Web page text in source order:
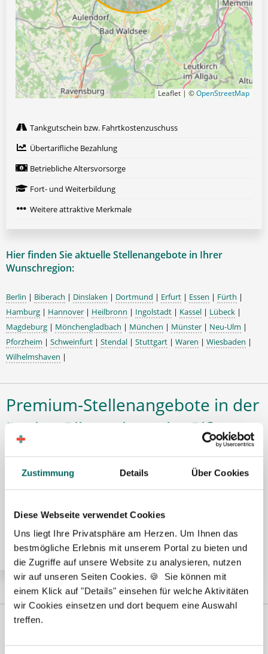
Zustimmung Details Über Cookies
Diese Webseite verwendet Cookies
Uns liegt Ihre Privatsphäre am Herzen. Um Ihnen das
bestmögliche Erlebnis mit unserem Portal zu bieten und
die Zugriffe auf unsere Website zu analysieren, nutzen
wir auf unseren Seiten Cookies. 🍪 Sie können mit
einem Klick auf "Details" einsehen für welche Aktivitäten
wir Cookies einsetzen und dort bequem eine Auswahl
treffen.
Leaflet | ©OpenStreetMap
Tankgutschein bzw. Fahrtkostenzuschuss
Übertarifliche Bezahlung
Betriebliche Altersvorsorge
Fort- und Weiterbildung
Weitere attraktive Merkmale
Hier finden Sie aktuelle Stellenangebote in Ihrer
Wunschregion:
Berlin | Biberach | Dinslaken | Dortmund | Erfurt | Essen | Fürth |
Hamburg | Hannover | Heilbronn | Ingolstadt | Kassel | Lübeck |
Magdeburg | Mönchengladbach | München | Münster | Neu-Ulm |
Pforzheim | Schweinfurt | Stendal | Stuttgart | Waren | Wiesbaden |
Wilhelmshaven |
Premium-Stellenangebote in der
Region Biberach an der Riß:
🌟 PREMIUM-STELLENANGEBOT 🌟
Apotheker (m/w/d) in Voll- oder Teilzeit ab sofort in